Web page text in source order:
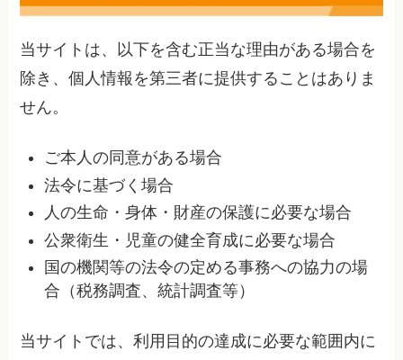
当サイトは、以下を含む正当な理由がある場合を
除き、個人情報を第三者に提供することはありま
せん。
ご本人の同意がある場合
法令に基づく場合
人の生命・身体・財産の保護に必要な場合
公衆衛生・児童の健全育成に必要な場合
国の機関等の法令の定める事務への協力の場
合（税務調査、統計調査等）
当サイトでは、利用目的の達成に必要な範囲内に